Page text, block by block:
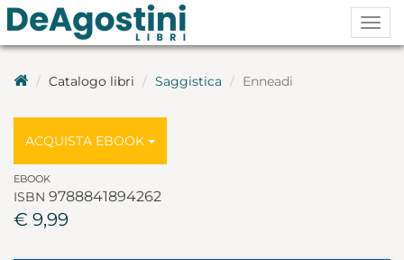
Catalogo libri Saggistica Enneadi
ACQUISTA EBOOK
EBOOK
ISBN 9788841894262
€ 9,99